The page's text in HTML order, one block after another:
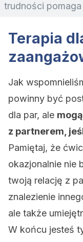
trudności
Terapia
Jak
powinny być
dla par, ale
z partnerem,
Pamiętaj, że
okazjonalnie nie
twoją relację z
znalezienie
ale także
W końcu jesteś